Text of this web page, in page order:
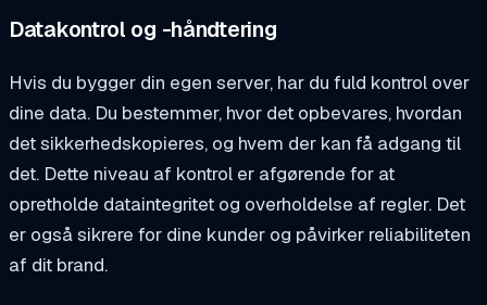
Datakontrol og -håndtering
Hvis du bygger din egen server, har du fuld kontrol over
dine data. Du bestemmer, hvor det opbevares, hvordan
det sikkerhedskopieres, og hvem der kan få adgang til
det. Dette niveau af kontrol er afgørende for at
opretholde dataintegritet og overholdelse af regler. Det
er også sikrere for dine kunder og påvirker reliabiliteten
af dit brand.